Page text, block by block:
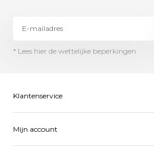
* Lees hier de wettelijke beperkingen
Klantenservice
Mijn account